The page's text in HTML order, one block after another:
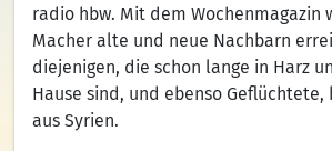
radio hbw. Mit dem Wochenmagazin
Macher alte und neue Nachbarn
diejenigen, die schon lange in Harz
Hause sind, und ebenso Geflüchtete,
aus Syrien.